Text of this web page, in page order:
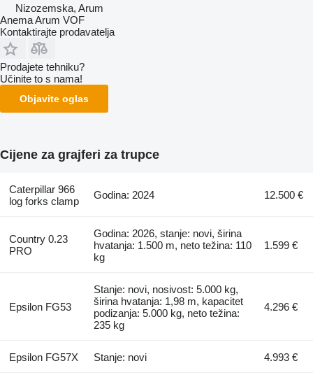
Nizozemska, Arum
Anema Arum VOF
Kontaktirajte prodavatelja
Prodajete tehniku?
Učinite to s nama!
Objavite oglas
Cijene za grajferi za trupce
Caterpillar 966
log forks clamp
Godina: 2024 12.500 €
Country 0.23
PRO
Godina: 2026, stanje: novi, širina
hvatanja: 1.500 m, neto težina: 110
kg
1.599 €
Epsilon FG53
Stanje: novi, nosivost: 5.000 kg,
širina hvatanja: 1,98 m, kapacitet
podizanja: 5.000 kg, neto težina:
235 kg
4.296 €
Epsilon FG57X Stanje: novi 4.993 €